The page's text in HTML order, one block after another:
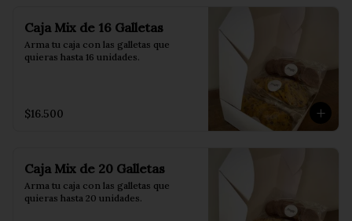
Además, recibirás 2 galletas
adicionales elegidas al azar, según el
stock y la disponibilidad del día.
horno o 15 segundos en el
recipiente hermético para mantener
su frescura por más tiempo.
Caja Mix de 16 Galletas
Arma tu caja con las galletas que
quieras hasta 16 unidades.
$16.500
Caja Mix de 20 Galletas
Arma tu caja con las galletas que
quieras hasta 20 unidades.